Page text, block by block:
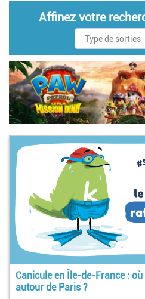
Affinez votre
Canicule en Île-de-France :
autour de Paris ?